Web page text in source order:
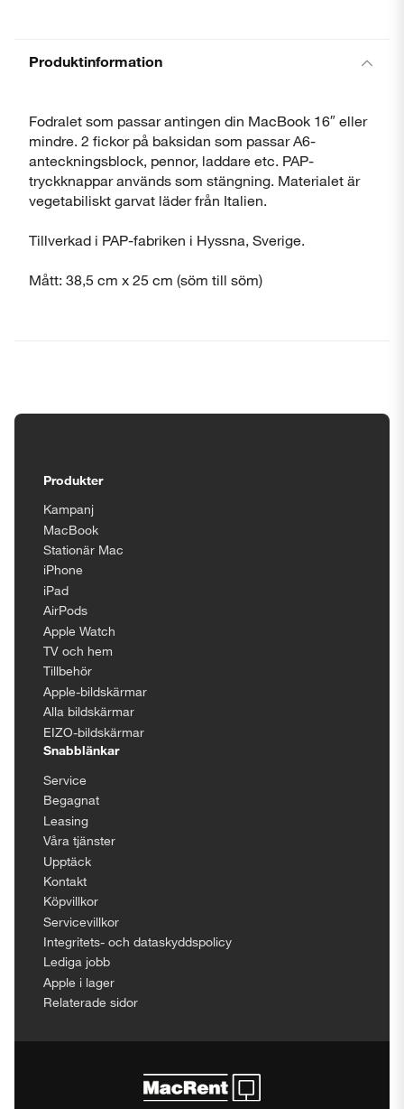
Produktinformation
Fodralet som passar antingen din MacBook 16″ eller
mindre. 2 fickor på baksidan som passar A6-
anteckningsblock, pennor, laddare etc. PAP-
tryckknappar används som stängning. Materialet är
vegetabiliskt garvat läder från Italien.
Tillverkad i PAP-fabriken i Hyssna, Sverige.
Mått: 38,5 cm x 25 cm (söm till söm)
Produkter
Kampanj
MacBook
Stationär Mac
iPhone
iPad
AirPods
Apple Watch
TV och hem
Tillbehör
Apple-bildskärmar
Alla bildskärmar
EIZO-bildskärmar
Snabblänkar
Service
Begagnat
Leasing
Våra tjänster
Upptäck
Kontakt
Köpvillkor
Servicevillkor
Integritets- och dataskyddspolicy
Lediga jobb
Apple i lager
Relaterade sidor